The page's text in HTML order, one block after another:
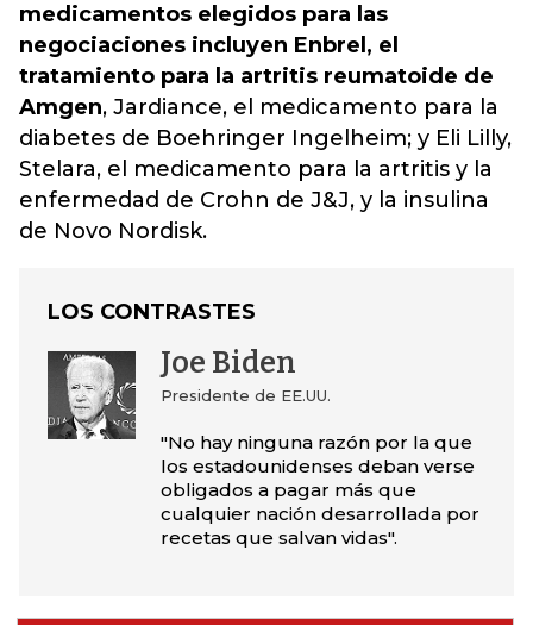
medicamentos elegidos para las
negociaciones incluyen Enbrel, el
tratamiento para la artritis reumatoide de
Amgen, Jardiance, el medicamento para la
diabetes de Boehringer Ingelheim; y Eli Lilly,
Stelara, el medicamento para la artritis y la
enfermedad de Crohn de J&J, y la insulina
de Novo Nordisk.
LOS CONTRASTES
Joe Biden
Presidente de EE.UU.
"No hay ninguna razón por la que
los estadounidenses deban verse
obligados a pagar más que
cualquier nación desarrollada por
recetas que salvan vidas".